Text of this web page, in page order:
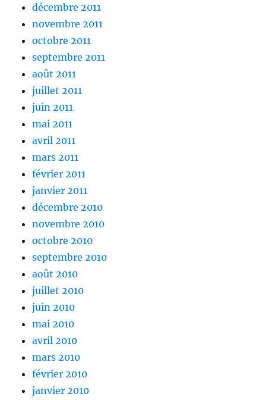
décembre 2011
novembre 2011
octobre 2011
septembre 2011
août 2011
juillet 2011
juin 2011
mai 2011
avril 2011
mars 2011
février 2011
janvier 2011
décembre 2010
novembre 2010
octobre 2010
septembre 2010
août 2010
juillet 2010
juin 2010
mai 2010
avril 2010
mars 2010
février 2010
janvier 2010